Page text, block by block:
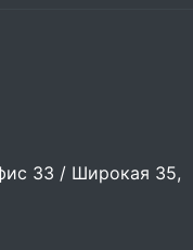
33 / Широкая 35,